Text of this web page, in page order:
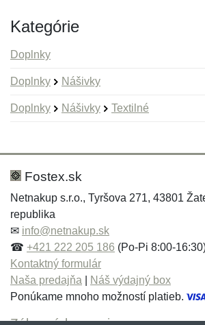
Kategórie
Doplnky
Doplnky Nášivky
Doplnky Nášivky Textilné
Hodnotenie:
Meno:*
E-mail:
Meno:
E-mail:*
Správa*
Fostex.sk
Netnakup s.r.o., Tyršova 271, 43801
republika
✉ info@netnakup.sk
☎ +421 222 205 186 (Po-Pi 8:00-
Kontaktný formulár
Naša predajňa
Náš výdajný box
Ponúkame mnoho možností platieb.